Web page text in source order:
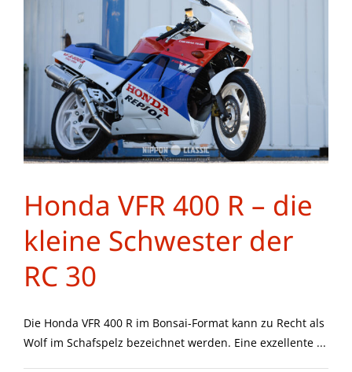
Honda VFR 400 R – die
kleine Schwester der
RC 30
Die Honda VFR 400 R im Bonsai-Format kann zu Recht als
Wolf im Schafspelz bezeichnet werden. Eine exzellente ...